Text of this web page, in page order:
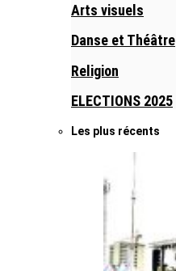
Arts visuels
Danse et Théâtre
Religion
ELECTIONS 2025
Les plus récents